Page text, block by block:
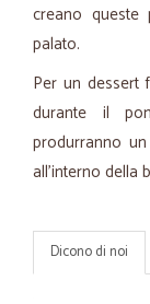
creano
palato.
Per un dessert
durante il
produrranno
all'interno della
Dicono di noi